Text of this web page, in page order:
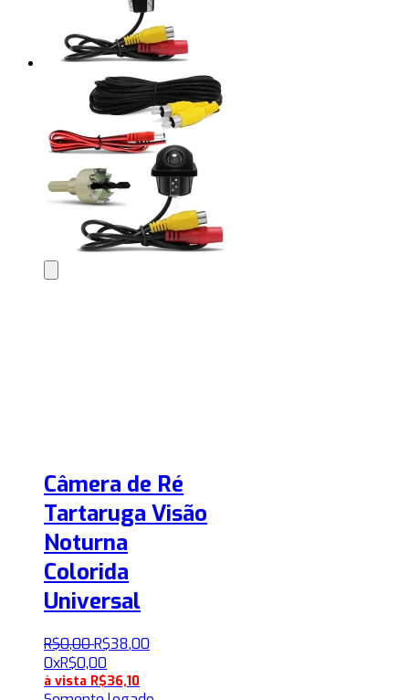
Câmera de Ré
Tartaruga Visão
Noturna
Colorida
Universal
R$0,00R$38,00
0xR$0,00
à vista R$36,10